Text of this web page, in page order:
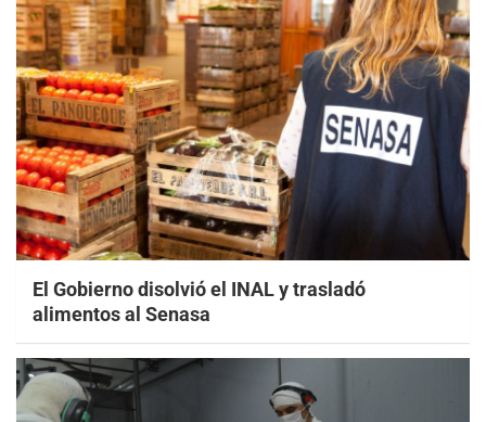
El Gobierno disolvió el INAL y trasladó
alimentos al Senasa